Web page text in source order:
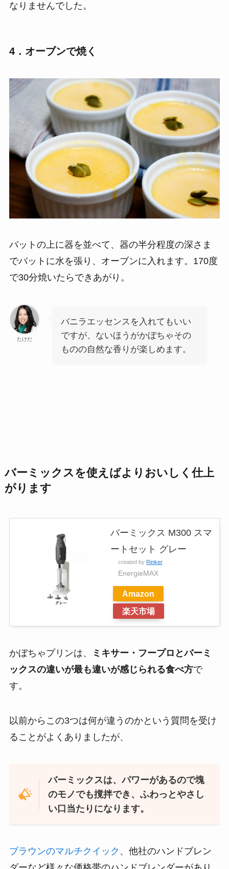
なりませんでした。
4．オーブンで焼く
バットの上に器を並べて、器の半分程度の深さま
でバットに水を張り、オーブンに入れます。170度
で30分焼いたらできあがり。
たけだ
バニラエッセンスを入れてもいい
ですが、ないほうがかぼちゃその
ものの自然な香りが楽しめます。
バーミックスを使えばよりおいしく仕上
がります
バーミックス M300 スマ
ートセット グレー
created by Rinker
EnergieMAX
Amazon
楽天市場
かぼちゃプリンは、
ミキサー・フープロとバーミ
ックスの違いが最も違いが感じられる食べ方で
す。
以前からこの3つは何が違うのかという質問を受け
ることがよくありましたが、
バーミックスは、パワーがあるので塊
のモノでも撹拌でき、ふわっとやさし
い口当たりになります。
ブラウンのマルチクイック 、他社のハンドブレン